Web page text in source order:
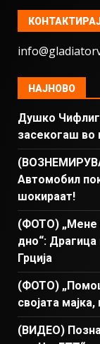
НАЈНОВО
Душко
засекогаш во
Автомобил
шокираат!
(ФОТО) „Мене
дно“: Драгица
Грција
(ФОТО)
својата
(ВИДЕО)